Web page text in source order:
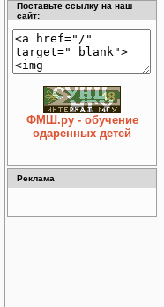
Поставьте ссылку на наш
сайт:
ФМШ.ру - обучение
одаренных детей
Реклама